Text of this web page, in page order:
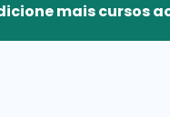
mais cursos